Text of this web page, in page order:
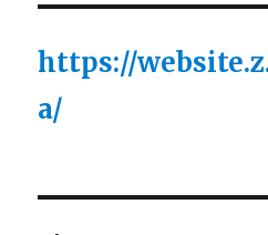
https://
a/